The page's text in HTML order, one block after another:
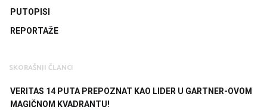
PUTOPISI
REPORTAŽE
SKORAŠNJI ČLANCI
VERITAS 14 PUTA PREPOZNAT KAO LIDER U GARTNER-OVOM
MAGIČNOM KVADRANTU!